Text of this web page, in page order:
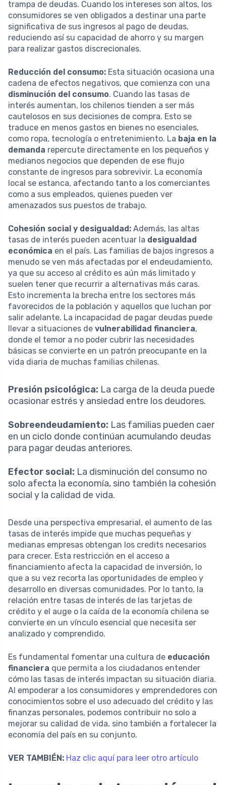
trampa de deudas. Cuando los intereses son altos, los
consumidores se ven obligados a destinar una parte
significativa de sus ingresos al pago de deudas,
reduciendo así su capacidad de ahorro y su margen
para realizar gastos discrecionales.
Reducción del consumo: Esta situación ocasiona una
cadena de efectos negativos, que comienza con una
disminución del consumo. Cuando las tasas de
interés aumentan, los chilenos tienden a ser más
cautelosos en sus decisiones de compra. Esto se
traduce en menos gastos en bienes no esenciales,
como ropa, tecnología o entretenimiento. La baja en la
demanda repercute directamente en los pequeños y
medianos negocios que dependen de ese flujo
constante de ingresos para sobrevivir. La economía
local se estanca, afectando tanto a los comerciantes
como a sus empleados, quienes pueden ver
amenazados sus puestos de trabajo.
Cohesión social y desigualdad: Además, las altas
tasas de interés pueden acentuar la desigualdad
económica en el país. Las familias de bajos ingresos a
menudo se ven más afectadas por el endeudamiento,
ya que su acceso al crédito es aún más limitado y
suelen tener que recurrir a alternativas más caras.
Esto incrementa la brecha entre los sectores más
favorecidos de la población y aquellos que luchan por
salir adelante. La incapacidad de pagar deudas puede
llevar a situaciones de vulnerabilidad financiera,
donde el temor a no poder cubrir las necesidades
básicas se convierte en un patrón preocupante en la
vida diaria de muchas familias chilenas.
Presión psicológica: La carga de la deuda puede
ocasionar estrés y ansiedad entre los deudores.
Sobreendeudamiento: Las familias pueden caer
en un ciclo donde continúan acumulando deudas
para pagar deudas anteriores.
Efector social: La disminución del consumo no
solo afecta la economía, sino también la cohesión
social y la calidad de vida.
Desde una perspectiva empresarial, el aumento de las
tasas de interés impide que muchas pequeñas y
medianas empresas obtengan los credits necesarios
para crecer. Esta restricción en el acceso a
financiamiento afecta la capacidad de inversión, lo
que a su vez recorta las oportunidades de empleo y
desarrollo en diversas comunidades. Por lo tanto, la
relación entre tasas de interés de las tarjetas de
crédito y el auge o la caída de la economía chilena se
convierte en un vínculo esencial que necesita ser
analizado y comprendido.
Es fundamental fomentar una cultura de educación
financiera que permita a los ciudadanos entender
cómo las tasas de interés impactan su situación diaria.
Al empoderar a los consumidores y emprendedores con
conocimientos sobre el uso adecuado del crédito y las
finanzas personales, podemos contribuir no solo a
mejorar su calidad de vida, sino también a fortalecer la
economía del país en su conjunto.
VER TAMBIÉN: Haz clic aquí para leer otro artículo